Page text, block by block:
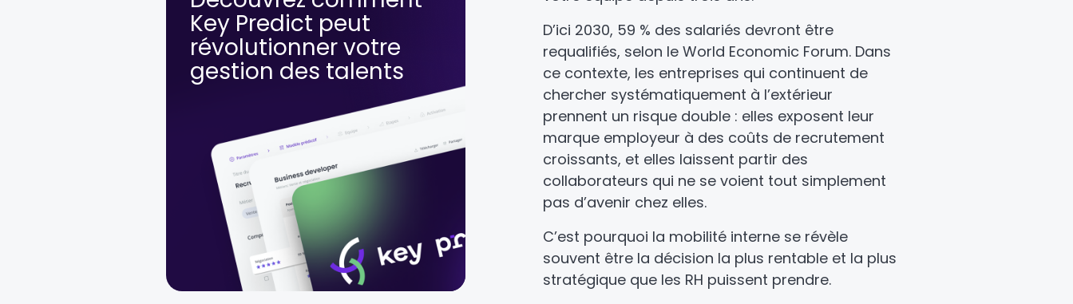
Key Predict peut
révolutionner votre
gestion des talents
D’ici 2030, 59 % des salariés devront être
requalifiés, selon le World Economic Forum. Dans
ce contexte, les entreprises qui continuent de
chercher systématiquement à l’extérieur
prennent un risque double : elles exposent leur
marque employeur à des coûts de recrutement
croissants, et elles laissent partir des
collaborateurs qui ne se voient tout simplement
pas d’avenir chez elles.
C’est pourquoi la mobilité interne se révèle
souvent être la décision la plus rentable et la plus
stratégique que les RH puissent prendre.